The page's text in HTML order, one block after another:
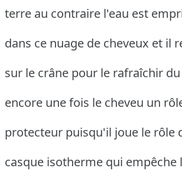
terre au contraire l'eau est
dans ce nuage de cheveux et il
sur le crâne pour le rafraîchir
encore une fois le cheveu un
protecteur puisqu'il joue le rôle
casque isotherme qui empêche